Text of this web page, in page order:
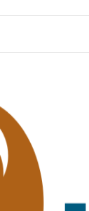
R
É